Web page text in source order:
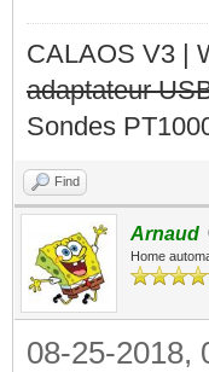
CALAOS V3 |
adaptateur
Sondes
Find
Arnaud
Home
08-25-2018,